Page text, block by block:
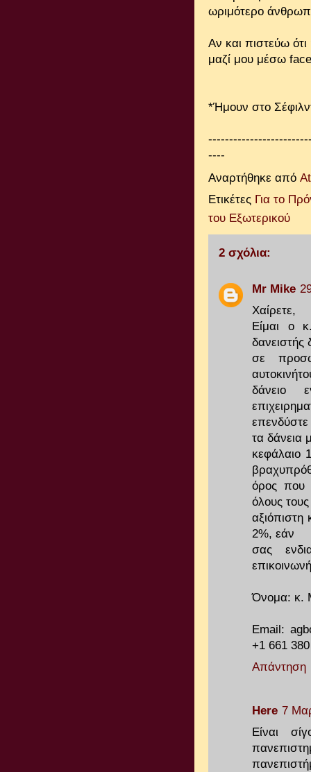
ωριμότερο
Αν και πιστεύω
μαζί μου μέσω
*Ήμουν στο
----
Αναρτήθηκε από
Ετικέτες Για το
του Εξωτερικού
2 σχόλια:
Mr Mike
Χαίρετε,
Είμαι ο
δανειστής
σε
δάνειο
τα δάνεια
κεφάλαιο
όρος που
όλους
αξιόπιστη
2%, εάν
σας
Όνομα: κ.
Email:
+1 661
Απάντηση
Here 7
Είναι